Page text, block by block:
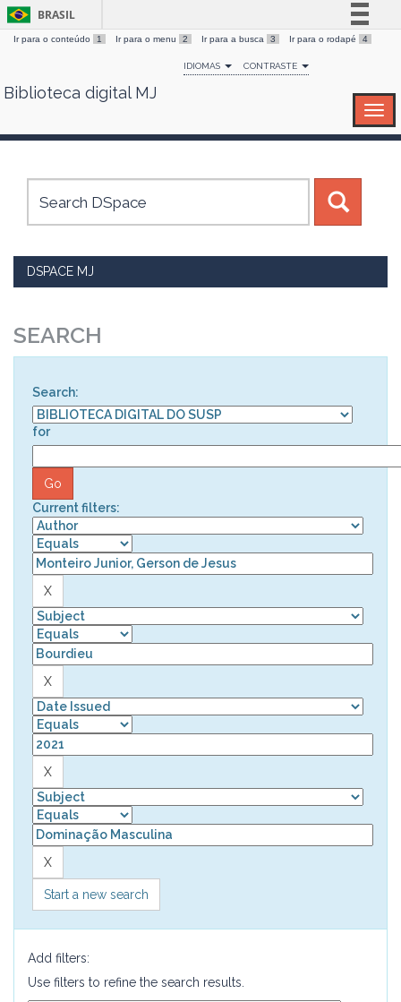
Skip
BRASIL
Simplifique!
Comunica BR
Canais
Ir para o conteúdo 1 Ir para o menu 2 Ir para a busca 3 Ir para o rodapé 4
IDIOMAS CONTRASTE
Biblioteca digital MJ
DSPACE MJ
SEARCH
Search:
for
Current filters:
Start a new search
Add filters:
Use filters to refine the search results.